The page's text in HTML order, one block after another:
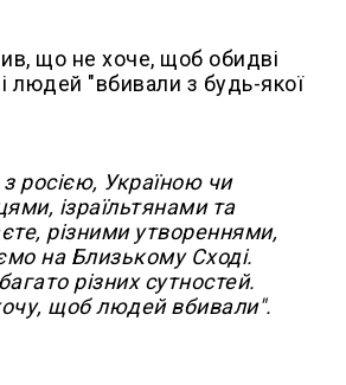
що не хоче, щоб обидві
і людей "вбивали з будь-якої
росією, Україною чи
ізраїльтянами та
різними утвореннями,
на Близькому Сході.
різних сутностей.
щоб людей вбивали".